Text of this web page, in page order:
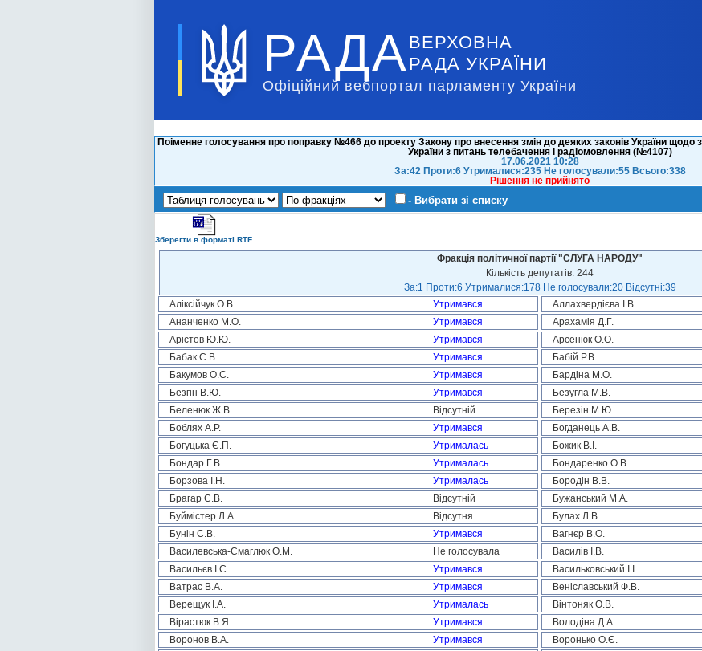
РАДА ВЕРХОВНА
РАДА УКРАЇНИ
Офіційний вебпортал парламенту України
Поіменне голосування про поправку №466 до проекту Закону про внесення змін до деяких законів України щодо
України з питань телебачення і радіомовлення (№4107)
17.06.2021 10:28
За:42 Проти:6 Утрималися:235 Не голосували:55 Всього:338
Рішення не прийнято
- Вибрати зі списку
Зберегти в форматі RTF
Фракція політичної партії "СЛУГА НАРОДУ"
Кількість депутатів: 244
За:1 Проти:6 Утрималися:178 Не голосували:20 Відсутні:39
Аліксійчук О.В.
Утримався Аллахвердієва І.В.
Ананченко М.О.
Утримався Арахамія Д.Г.
Арістов Ю.Ю.
Утримався Арсенюк О.О.
Бабак С.В.
Утримався Бабій Р.В.
Бакумов О.С.
Утримався Бардіна М.О.
Безгін В.Ю.
Утримався Безугла М.В.
Беленюк Ж.В.
Відсутній Березін М.Ю.
Боблях А.Р.
Утримався Богданець А.В.
Богуцька Є.П.
Утрималась Божик В.І.
Бондар Г.В.
Утрималась Бондаренко О.В.
Борзова І.Н.
Утрималась Бородін В.В.
Брагар Є.В.
Відсутній Бужанський М.А.
Буймістер Л.А.
Відсутня Булах Л.В.
Бунін С.В.
Утримався Вагнєр В.О.
Василевська-Смаглюк О.М.
Не голосувала Василів І.В.
Васильєв І.С.
Утримався Васильковський І.І.
Ватрас В.А.
Утримався Веніславський Ф.В.
Верещук І.А.
Утрималась Вінтоняк О.В.
Вірастюк В.Я.
Утримався Володіна Д.А.
Воронов В.А.
Утримався Воронько О.Є.